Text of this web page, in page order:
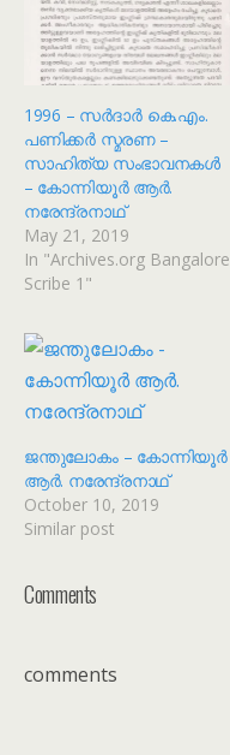
1996 – സർദാർ കെ.എം.
പണിക്കർ സ്മരണ –
സാഹിത്യ സംഭാവനകൾ
– കോന്നിയൂർ ആർ.
നരേന്ദ്രനാഥ്
May 21, 2019
In "Archives.org Bangalore
Scribe 1"
ജന്തുലോകം – കോന്നിയൂർ
ആർ. നരേന്ദ്രനാഥ്
October 10, 2019
Similar post
Comments
comments